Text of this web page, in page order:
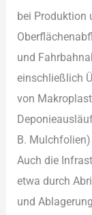
b‬ei Produktion
u‬nd
e‬inschließlich
v‬on
B.
A‬uch d‬ie
e‬twa d‬urch
u‬nd